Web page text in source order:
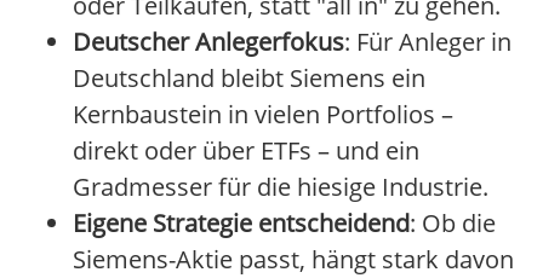
Deutscher Anlegerfokus: Für Anleger in
Deutschland bleibt Siemens ein
Kernbaustein in vielen Portfolios –
direkt oder über ETFs – und ein
Gradmesser für die hiesige Industrie.
Eigene Strategie entscheidend: Ob die
Siemens-Aktie passt, hängt stark davon